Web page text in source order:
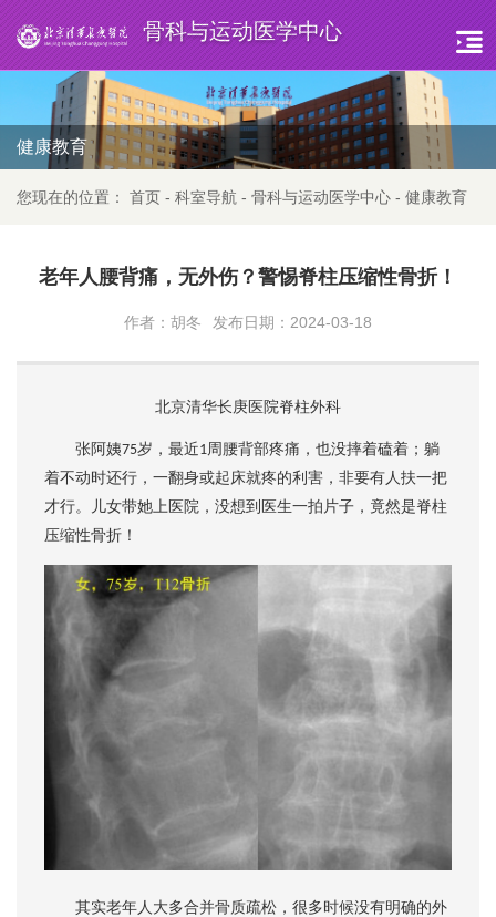
骨科与运动医学中心
健康教育
您现在的位置： 首页 - 科室导航 - 骨科与运动医学中心 - 健康教育
老年人腰背痛，无外伤？警惕脊柱压缩性骨折！
作者：胡冬 发布日期：2024-03-18
北京清华长庚医院脊柱外科
张阿姨75岁，最近1周腰背部疼痛，也没摔着磕着；躺
着不动时还行，一翻身或起床就疼的利害，非要有人扶一把
才行。儿女带她上医院，没想到医生一拍片子，竟然是脊柱
压缩性骨折！
其实老年人大多合并骨质疏松，很多时候没有明确的外